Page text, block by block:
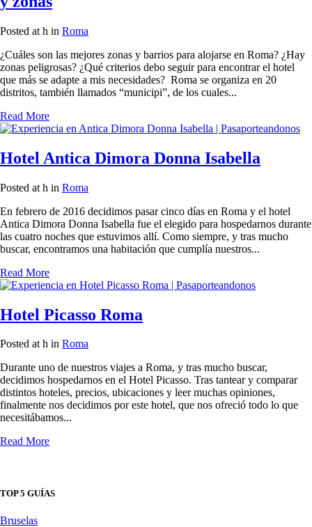
Posted at h in Roma
¿Cuáles son las mejores zonas y barrios para alojarse en Roma? ¿Hay
zonas peligrosas? ¿Qué criterios debo seguir para encontrar el hotel
que más se adapte a mis necesidades? Roma se organiza en 20
distritos, también llamados “municipi”, de los cuales...
Read More
Hotel Antica Dimora Donna Isabella
Posted at h in Roma
En febrero de 2016 decidimos pasar cinco días en Roma y el hotel
Antica Dimora Donna Isabella fue el elegido para hospedarnos durante
las cuatro noches que estuvimos allí. Como siempre, y tras mucho
buscar, encontramos una habitación que cumplía nuestros...
Read More
Hotel Picasso Roma
Posted at h in Roma
Durante uno de nuestros viajes a Roma, y tras mucho buscar,
decidimos hospedarnos en el Hotel Picasso. Tras tantear y comparar
distintos hoteles, precios, ubicaciones y leer muchas opiniones,
finalmente nos decidimos por este hotel, que nos ofreció todo lo que
necesitábamos...
Read More
TOP 5 GUÍAS
Bruselas